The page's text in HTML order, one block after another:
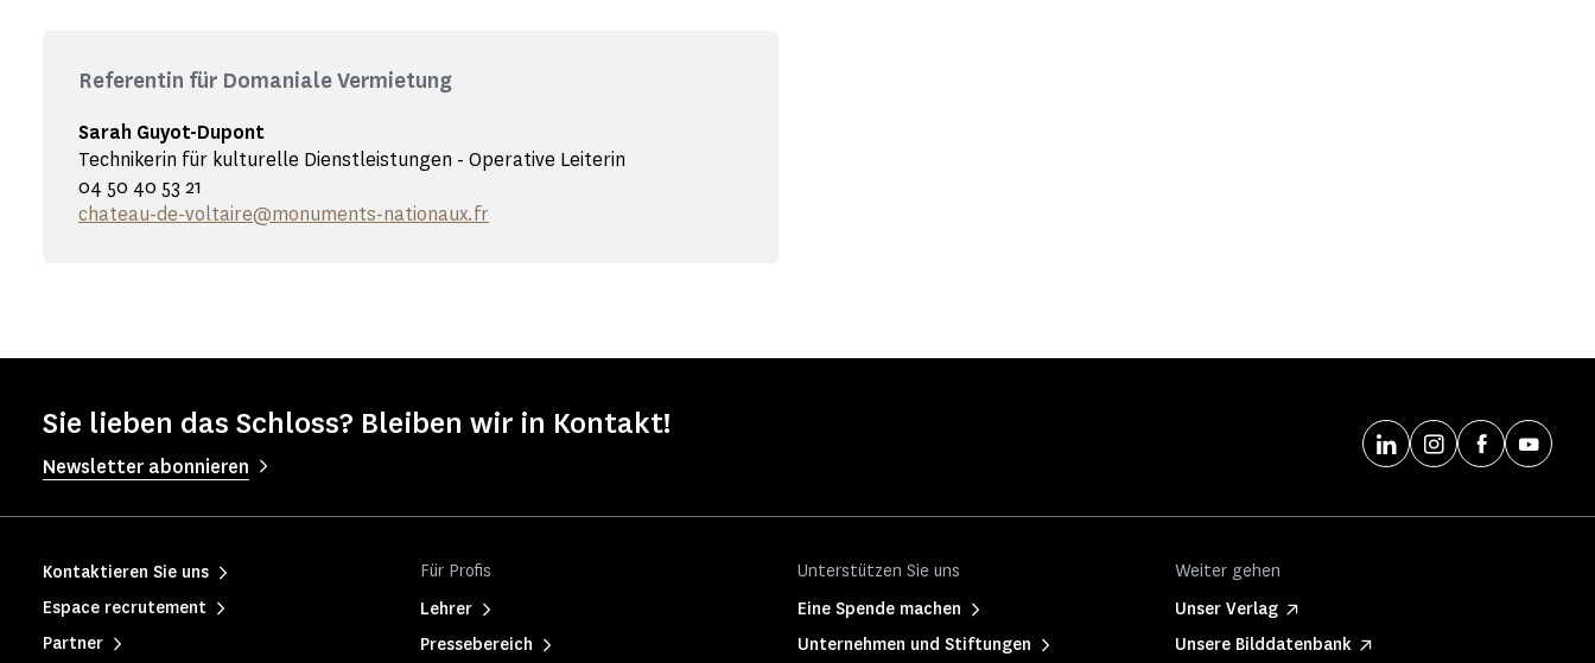
Referentin für Domaniale Vermietung
Sarah Guyot-Dupont
Technikerin für kulturelle Dienstleistungen - Operative Leiterin
04 50 40 53 21
chateau-de-voltaire@monuments-nationaux.fr
Sie lieben das Schloss? Bleiben wir in Kontakt!
Newsletter abonnieren
Für Profis
Lehrer
Pressebereich
Unterstützen Sie uns
Eine Spende machen
Unternehmen und Stiftungen
Weiter gehen
Unser Verlag
Unsere Bilddatenbank
Kontaktieren Sie uns
Espace recrutement
Partner